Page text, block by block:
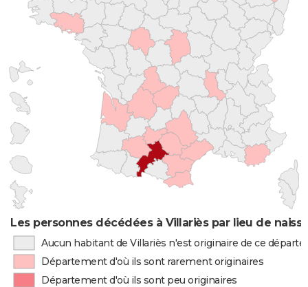
Les personnes décédées à Villariès par lieu de
Aucun habitant de Villariès n'est originaire de ce
Département d'où ils sont rarement originaires
Département d'où ils sont peu originaires